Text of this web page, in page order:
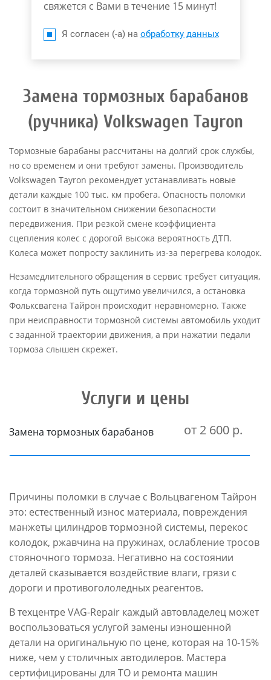
свяжется с Вами в течение 15 минут!
Я согласен (-а) на обработку данных
Замена тормозных барабанов
(ручника) Volkswagen Tayron
Тормозные барабаны рассчитаны на долгий срок службы,
но со временем и они требуют замены. Производитель
Volkswagen Tayron рекомендует устанавливать новые
детали каждые 100 тыс. км пробега. Опасность поломки
состоит в значительном снижении безопасности
передвижения. При резкой смене коэффициента
сцепления колес с дорогой высока вероятность ДТП.
Колеса может попросту заклинить из-за перегрева колодок.
Незамедлительного обращения в сервис требует ситуация,
когда тормозной путь ощутимо увеличился, а остановка
Фольксвагена Тайрон происходит неравномерно. Также
при неисправности тормозной системы автомобиль уходит
с заданной траектории движения, а при нажатии педали
тормоза слышен скрежет.
Услуги и цены
Замена тормозных барабанов от 2 600 р.
Причины поломки в случае с Вольцвагеном Тайрон
это: естественный износ материала, повреждения
манжеты цилиндров тормозной системы, перекос
колодок, ржавчина на пружинах, ослабление тросов
стояночного тормоза. Негативно на состоянии
деталей сказывается воздействие влаги, грязи с
дороги и противогололедных реагентов.
В техцентре VAG-Repair каждый автовладелец может
воспользоваться услугой замены изношенной
детали на оригинальную по цене, которая на 10-15%
ниже, чем у столичных автодилеров. Мастера
сертифицированы для ТО и ремонта машин